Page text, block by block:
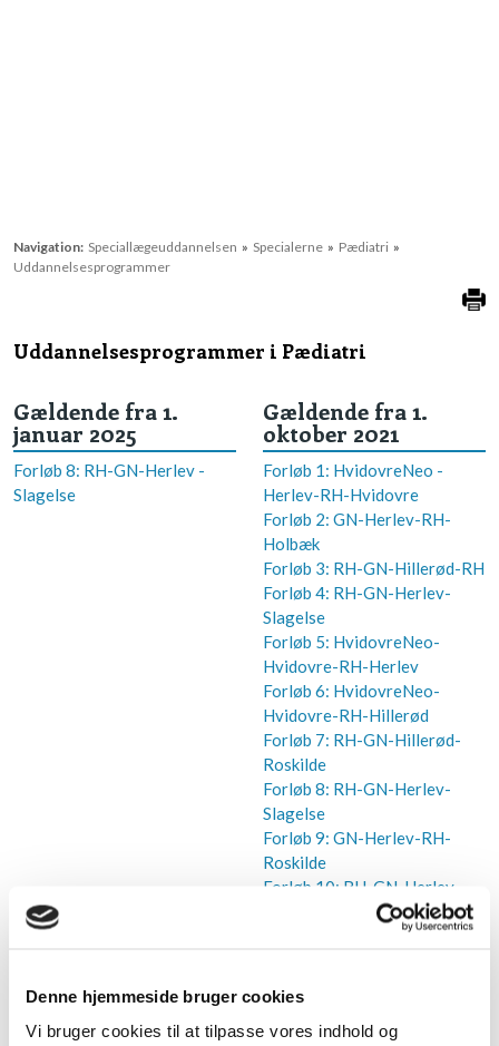
Denne hjemmeside bruger cookies
Vi bruger cookies til at tilpasse vores indhold og
Navigation: Speciallægeuddannelsen » Specialerne » Pædiatri »
Uddannelsesprogrammer
Uddannelsesprogrammer i Pædiatri
Gældende fra 1.
januar 2025​
Forløb 8: RH-GN-Herlev -
Slagelse
Gældende fra 1.
oktober 2021
Forløb 1: HvidovreNeo -
Herlev-RH-Hvidovre
Forløb 2: GN-Herlev-RH-
Holbæk
Forløb 3: RH-GN-Hillerød-RH
Forløb 4: RH-GN-Herlev-
Slagelse
Forløb 5: HvidovreNeo-
Hvidovre-RH-Herlev
Forløb 6: HvidovreNeo-
Hvidovre-RH-Hillerød
Forløb 7: RH-GN-Hillerød-
Roskilde
Forløb 8: RH-GN-Herlev-
Slagelse
Forløb 9: GN-Herlev-RH-
Roskilde
Forløb 10: RH-GN-Herlev-
Forløb 11: HvidovreNeo-
Hvidovre-RH-Herlev
Forløb 13: HvidovreNeo-